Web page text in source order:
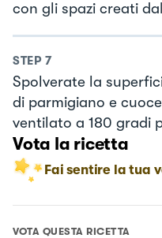
con gli spazi creati
STEP 7
Spolverate la
di parmigiano e
ventilato a 180 gradi
Vota la ricetta
Fai sentire la tua
VOTA QUESTA RICETTA